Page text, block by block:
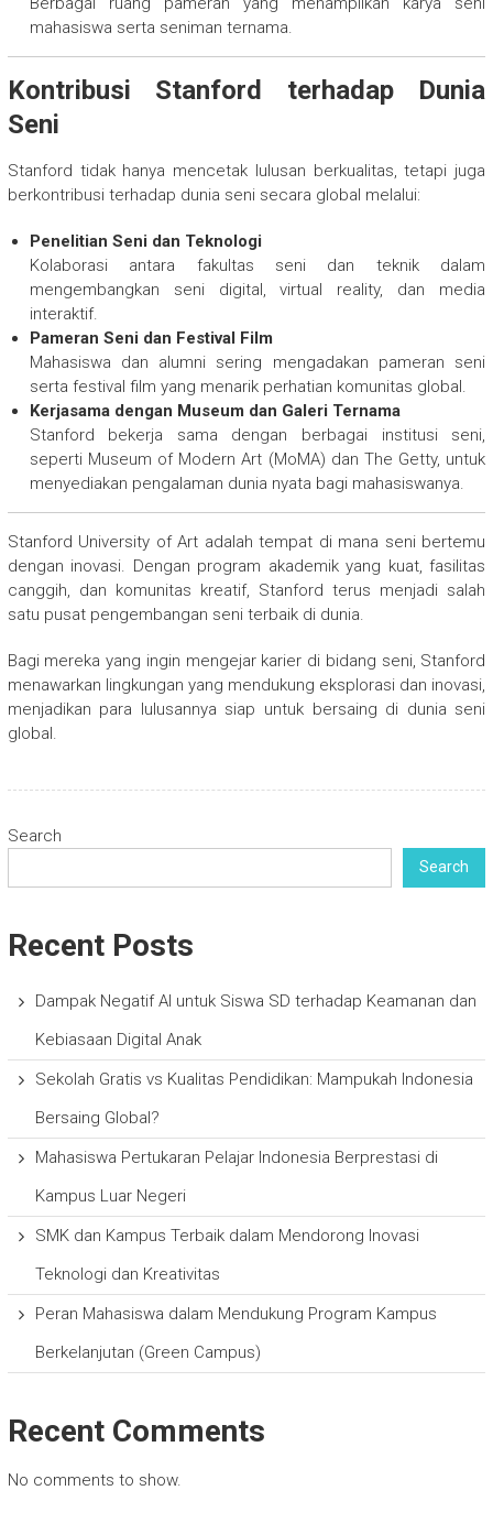
mahasiswa serta seniman ternama.
Kontribusi Stanford terhadap Dunia
Seni
Stanford tidak hanya mencetak lulusan berkualitas, tetapi juga
berkontribusi terhadap dunia seni secara global melalui:
Penelitian Seni dan Teknologi
Kolaborasi antara fakultas seni dan teknik dalam
mengembangkan seni digital, virtual reality, dan media
interaktif.
Pameran Seni dan Festival Film
Mahasiswa dan alumni sering mengadakan pameran seni
serta festival film yang menarik perhatian komunitas global.
Kerjasama dengan Museum dan Galeri Ternama
Stanford bekerja sama dengan berbagai institusi seni,
seperti Museum of Modern Art (MoMA) dan The Getty, untuk
menyediakan pengalaman dunia nyata bagi mahasiswanya.
Stanford University of Art adalah tempat di mana seni bertemu
dengan inovasi. Dengan program akademik yang kuat, fasilitas
canggih, dan komunitas kreatif, Stanford terus menjadi salah
satu pusat pengembangan seni terbaik di dunia.
Bagi mereka yang ingin mengejar karier di bidang seni, Stanford
menawarkan lingkungan yang mendukung eksplorasi dan inovasi,
menjadikan para lulusannya siap untuk bersaing di dunia seni
global.
Search
Search
Recent Posts
Dampak Negatif AI untuk Siswa SD terhadap Keamanan dan
Kebiasaan Digital Anak
Sekolah Gratis vs Kualitas Pendidikan: Mampukah Indonesia
Bersaing Global?
Mahasiswa Pertukaran Pelajar Indonesia Berprestasi di
Kampus Luar Negeri
SMK dan Kampus Terbaik dalam Mendorong Inovasi
Teknologi dan Kreativitas
Peran Mahasiswa dalam Mendukung Program Kampus
Berkelanjutan (Green Campus)
Recent Comments
No comments to show.